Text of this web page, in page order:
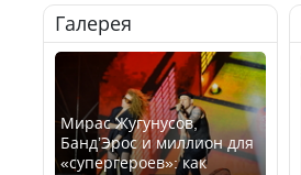
Как легко найти свой
участок для голосования?
Галерея
Мирас Жугунусов,
Банд’Эрос и миллион для
«супергероев»: как